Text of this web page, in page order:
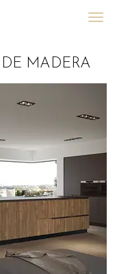
MADERA